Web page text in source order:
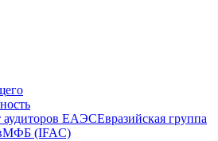
аудиторов ЕАЭСЕвразийская группа
МФБ (IFAC)